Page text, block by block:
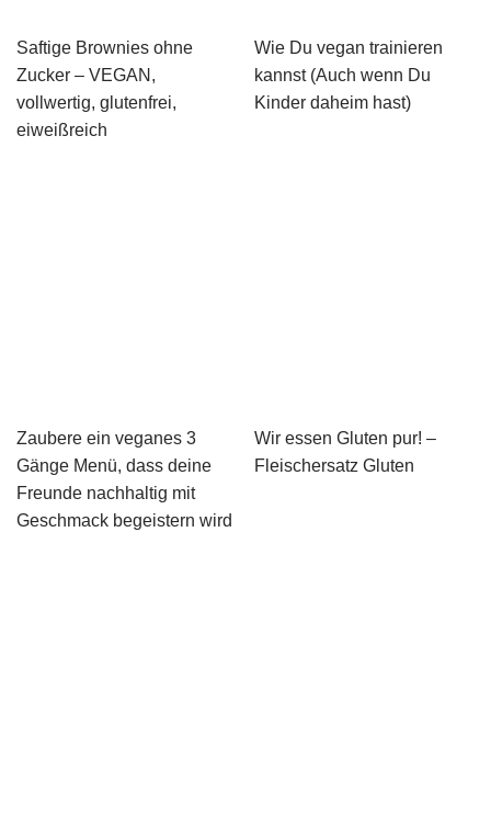
Saftige Brownies ohne
Zucker – VEGAN,
vollwertig, glutenfrei,
eiweißreich
Wie Du vegan trainieren
kannst (Auch wenn Du
Kinder daheim hast)
Zaubere ein veganes 3
Gänge Menü, dass deine
Freunde nachhaltig mit
Geschmack begeistern wird
Wir essen Gluten pur! –
Fleischersatz Gluten